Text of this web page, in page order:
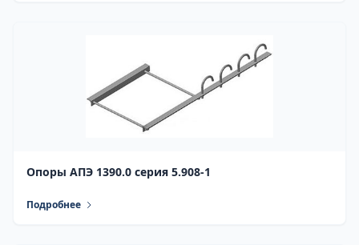
Опоры АПЭ 1390.0 серия 5.908-1
Подробнее